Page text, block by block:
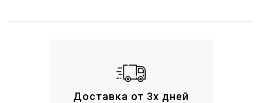
Доставка от 3х дней